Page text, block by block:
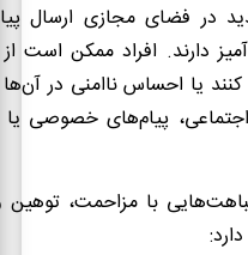
در فضای مجازی ارسال
دارند. افراد ممکن است از
یا احساس ناامنی در
پیام‌های خصوصی
با مزاحمت، توهین و